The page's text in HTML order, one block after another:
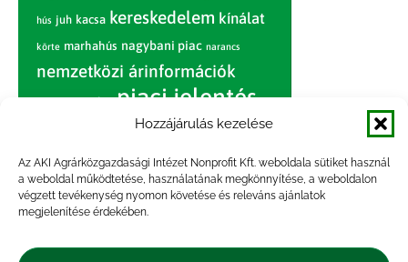
Hozzájárulás kezelése
Az AKI Agrárközgazdasági Intézet Nonprofit Kft. weboldala sütiket használ
a weboldal működtetése, használatának megkönnyítése, a weboldalon
végzett tevékenység nyomon követése és releváns ajánlatok
megjelenítése érdekében.
hús juh kacsa kereskedelem kínálat
körte marhahús nagybani piac narancs
nemzetközi árinformációk
piac piaci jelentés
sertés sertéshús
szarvasmarha termelés termelői
ár tojás világpiac
vágóbárány
vágómarha vágósertés